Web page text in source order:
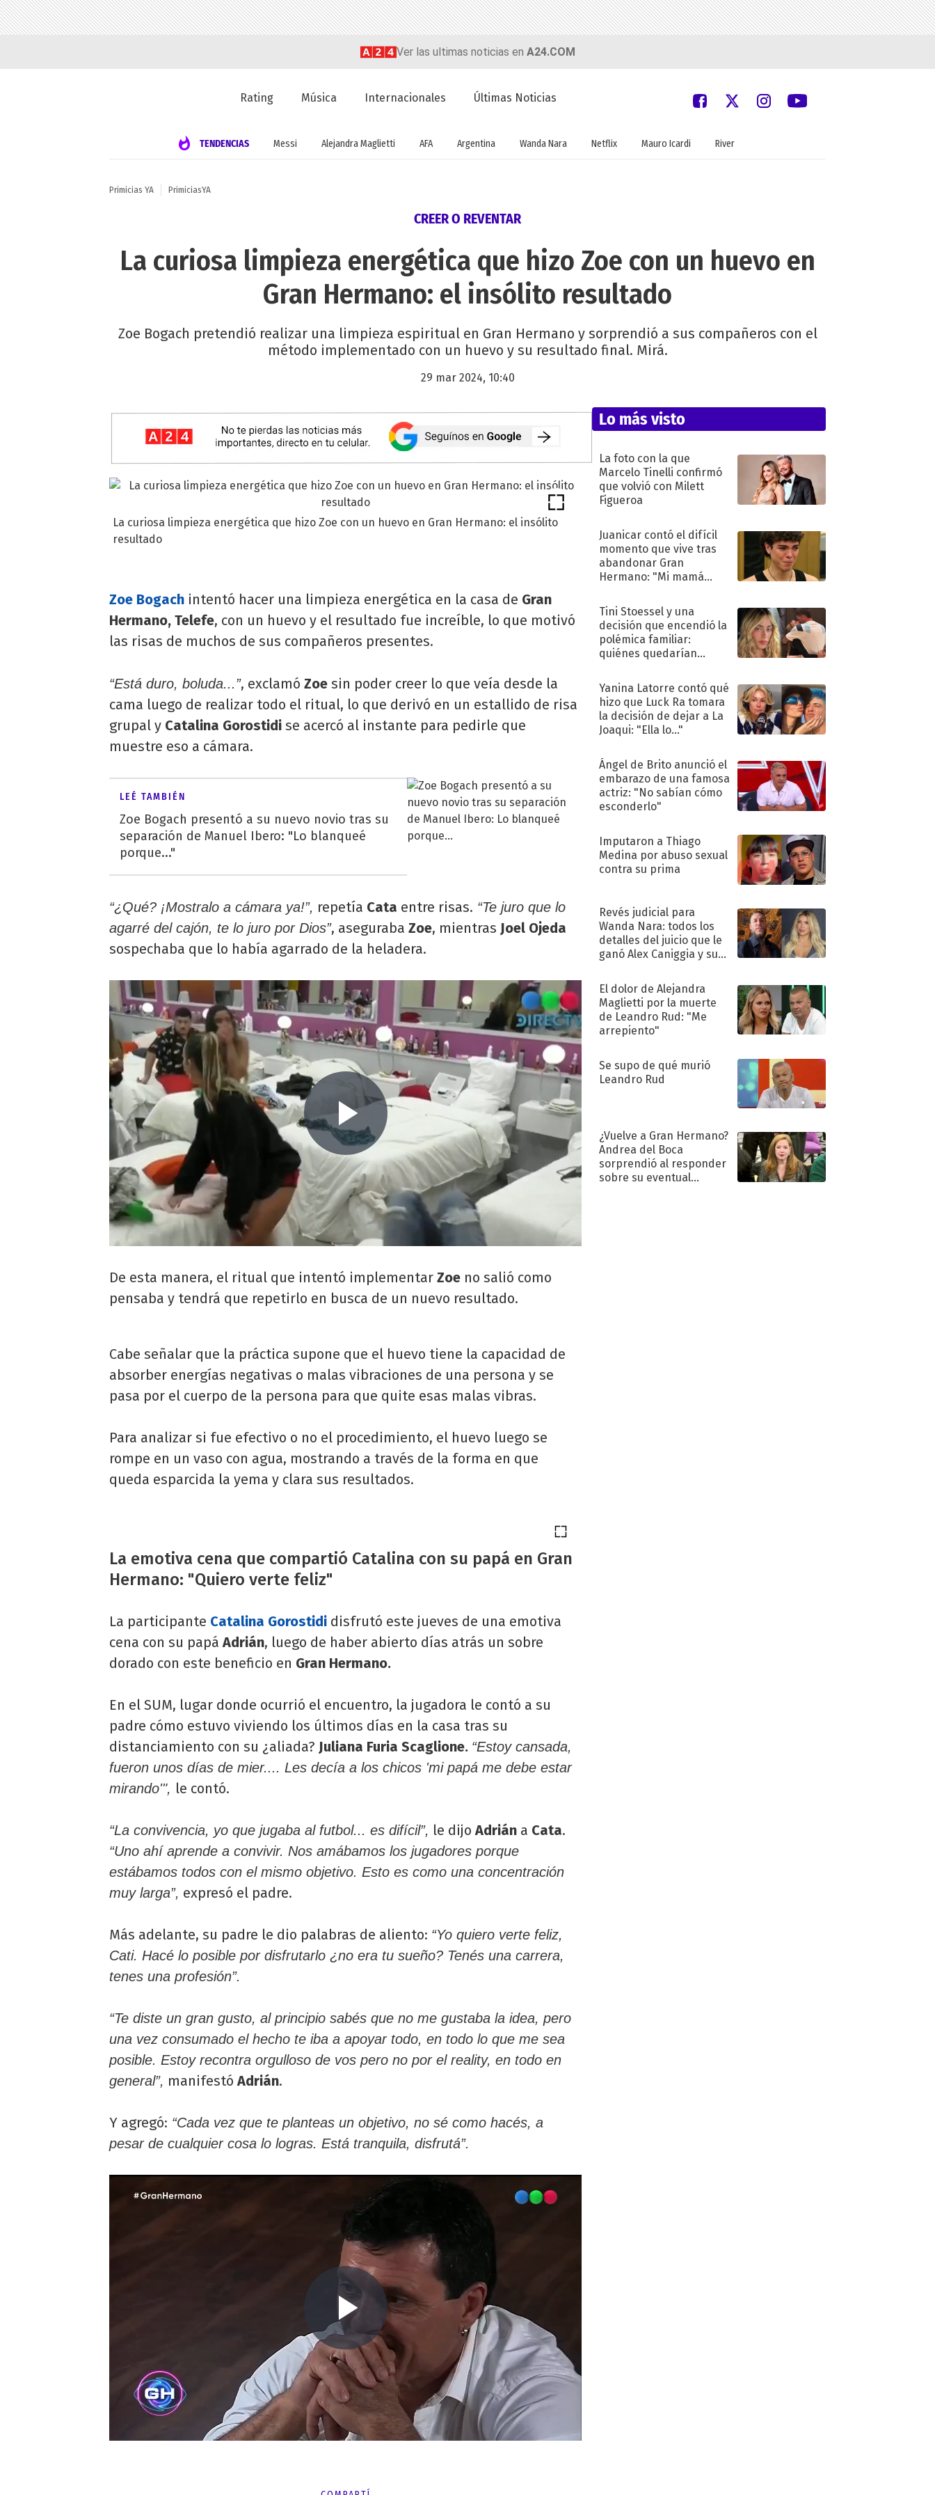
Ver las ultimas noticias en A24.COM
Rating Música Internacionales Últimas Noticias
TENDENCIAS Messi Alejandra Maglietti AFA Argentina Wanda Nara Netflix Mauro Icardi River
Primicias YA PrimiciasYA
CREER O REVENTAR
La curiosa limpieza energética que hizo Zoe con un huevo en
Gran Hermano: el insólito resultado
Zoe Bogach pretendió realizar una limpieza espiritual en Gran Hermano y sorprendió a sus compañeros con el
método implementado con un huevo y su resultado final. Mirá.
29 mar 2024, 10:40
La curiosa limpieza energética que hizo Zoe con un huevo en Gran Hermano: el insólito
resultado
Zoe Bogach intentó hacer una limpieza energética en la casa de Gran
Hermano, Telefe, con un huevo y el resultado fue increíble, lo que motivó
las risas de muchos de sus compañeros presentes.
“Está duro, boluda...”, exclamó Zoe sin poder creer lo que veía desde la
cama luego de realizar todo el ritual, lo que derivó en un estallido de risa
grupal y Catalina Gorostidi se acercó al instante para pedirle que
muestre eso a cámara.
LEÉ TAMBIÉN
Zoe Bogach presentó a su nuevo novio tras su
separación de Manuel Ibero: "Lo blanqueé
porque..."
“¿Qué? ¡Mostralo a cámara ya!”, repetía Cata entre risas. “Te juro que lo
agarré del cajón, te lo juro por Dios”, aseguraba Zoe, mientras Joel Ojeda
sospechaba que lo había agarrado de la heladera.
De esta manera, el ritual que intentó implementar Zoe no salió como
pensaba y tendrá que repetirlo en busca de un nuevo resultado.
Cabe señalar que la práctica supone que el huevo tiene la capacidad de
absorber energías negativas o malas vibraciones de una persona y se
pasa por el cuerpo de la persona para que quite esas malas vibras.
Para analizar si fue efectivo o no el procedimiento, el huevo luego se
rompe en un vaso con agua, mostrando a través de la forma en que
queda esparcida la yema y clara sus resultados.
La emotiva cena que compartió Catalina con su papá en Gran
Hermano: "Quiero verte feliz"
La participante Catalina Gorostidi disfrutó este jueves de una emotiva
cena con su papáAdrián, luego de haber abierto días atrás un sobre
dorado con este beneficio en Gran Hermano.
En el SUM, lugar donde ocurrió el encuentro, la jugadora le contó a su
padre cómo estuvo viviendo los últimos días en la casa tras su
distanciamiento con su ¿aliada? Juliana Furia Scaglione. “Estoy cansada,
fueron unos días de mier.... Les decía a los chicos 'mi papá me debe estar
mirando'", le contó.
“La convivencia, yo que jugaba al futbol... es difícil”, le dijo Adrián a Cata.
“Uno ahí aprende a convivir. Nos amábamos los jugadores porque
estábamos todos con el mismo objetivo. Esto es como una concentración
muy larga”, expresó el padre.
Más adelante, su padre le dio palabras de aliento: “Yo quiero verte feliz,
Cati. Hacé lo posible por disfrutarlo ¿no era tu sueño? Tenés una carrera,
tenes una profesión”.
“Te diste un gran gusto, al principio sabés que no me gustaba la idea, pero
una vez consumado el hecho te iba a apoyar todo, en todo lo que me sea
posible. Estoy recontra orgulloso de vos pero no por el reality, en todo en
general”, manifestóAdrián.
Y agregó: “Cada vez que te planteas un objetivo, no sé como hacés, a
pesar de cualquier cosa lo logras. Está tranquila, disfrutá”.
Lo más visto
La foto con la que
Marcelo Tinelli confirmó
que volvió con Milett
Figueroa
Juanicar contó el difícil
momento que vive tras
abandonar Gran
Hermano: "Mi mamá
Tini Stoessel y una
decisión que encendió la
polémica familiar:
quiénes quedarían
Yanina Latorre contó qué
hizo que Luck Ra tomara
la decisión de dejar a La
Joaqui: "Ella lo..."
Ángel de Brito anunció el
embarazo de una famosa
actriz: "No sabían cómo
esconderlo"
Imputaron a Thiago
Medina por abuso sexual
contra su prima
Revés judicial para
Wanda Nara: todos los
detalles del juicio que le
ganó Alex Caniggia y sus
El dolor de Alejandra
Maglietti por la muerte
de Leandro Rud: "Me
arrepiento"
Se supo de qué murió
Leandro Rud
¿Vuelve a Gran Hermano?
Andrea del Boca
sorprendió al responder
sobre su eventual